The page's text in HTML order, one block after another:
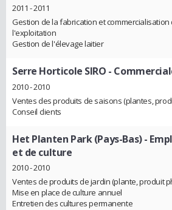
2011 - 2011
Gestion de la fabrication et
l'exploitation
Gestion de l'élevage laitier
Serre Horticole SIRO -
2010 - 2010
Ventes des produits de saisons (plantes,
Conseil clients
Het Planten Park (Pays-Bas)-
et de culture
2010 - 2010
Ventes de produits de jardin (plante, produit
Mise en place de culture annuel
Entretien des cultures permanente